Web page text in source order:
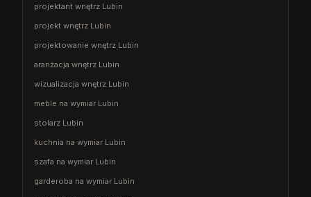
projektant wnętrz Lubin
projekt wnętrz Lubin
projektowanie wnętrz Lubin
aranżacja wnętrz Lubin
wizualizacja wnętrz Lubin
meble na wymiar Lubin
stolarz Lubin
kuchnia na wymiar Lubin
szafa na wymiar Lubin
garderoba na wymiar Lubin